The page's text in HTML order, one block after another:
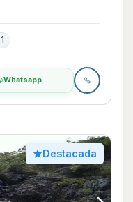
1
Whatsapp
Destacada